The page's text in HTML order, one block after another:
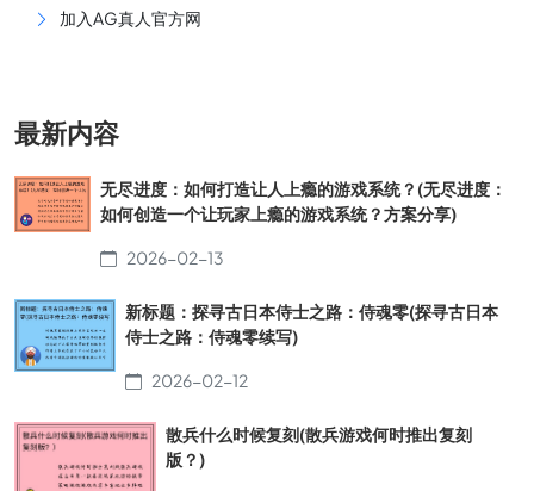
加入AG真人官方网
最新内容
无尽进度：如何打造让人上瘾的游戏系统？(无尽进度：
如何创造一个让玩家上瘾的游戏系统？方案分享)
2026-02-13
新标题：探寻古日本侍士之路：侍魂零(探寻古日本
侍士之路：侍魂零续写)
2026-02-12
散兵什么时候复刻(散兵游戏何时推出复刻
版？)